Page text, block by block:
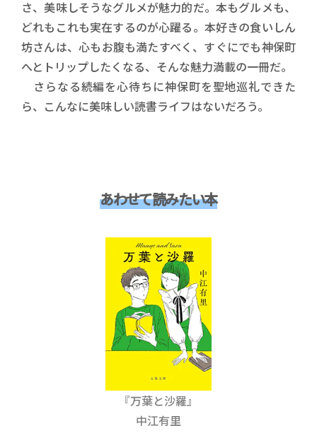
さ、美味しそうなグルメが魅力的だ。本もグルメも、
どれもこれも実在するのが心躍る。本好きの食いしん
坊さんは、心もお腹も満たすべく、すぐにでも神保町
へとトリップしたくなる、そんな魅力満載の一冊だ。
さらなる続編を心待ちに神保町を聖地巡礼できた
ら、こんなに美味しい読書ライフはないだろう。
あわせて読みたい本
『万葉と沙羅』
中江有里